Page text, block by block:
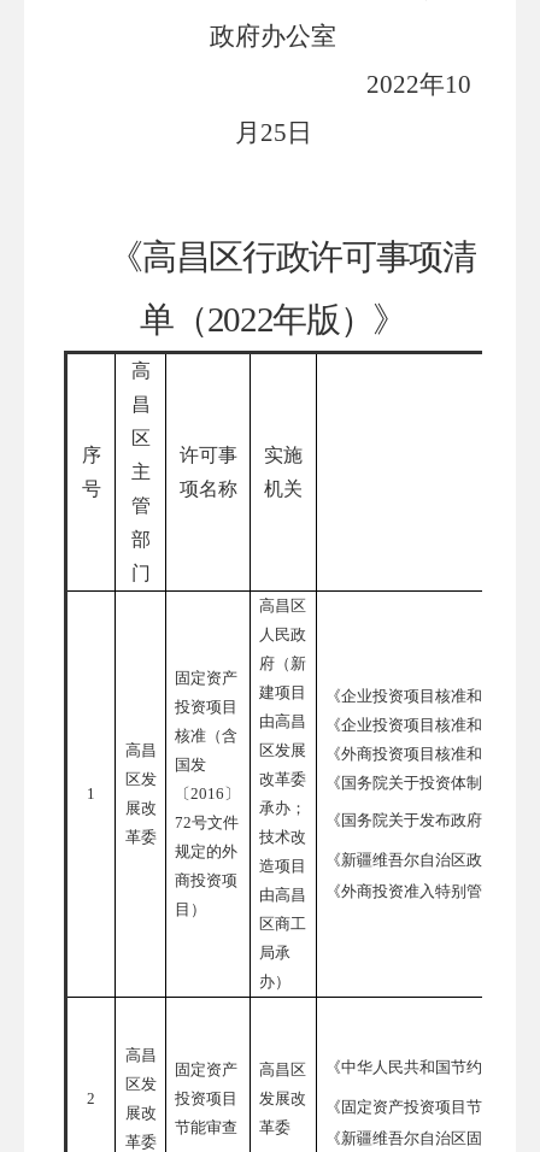
政府办公室
2022年10
月 25 日
《高昌区行政许可事项清
单（2022年版）》
序
号
高
昌
区
主
管
部
门
许可事
项名称
实施
机关
1
高昌
区发
展改
革委
固定资产
投资项目
核准（含
国发
〔2016〕
72号文件
规定的外
商投资项
目）
高昌区
人民政
府（新
建项目
由高昌
区发展
改革委
承办；
技术改
造项目
由高昌
区商工
局承
办）
《企业投资项目核准和备案管
《企业投资项目核准和备案管
《外商投资项目核准和备案管
《国务院关于投资体制改革的
《国务院关于发布政府核准的
《新疆维吾尔自治区政府核准
《外商投资准入特别管理措施
2
高昌
区发
展改
革委
固定资产
投资项目
节能审查
高昌区
发展改
革委
《中华人民共和国节约能源法
《固定资产投资项目节能审
《新疆维吾尔自治区固定资